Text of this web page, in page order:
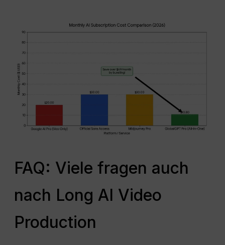
FAQ: Viele fragen auch
nach Long AI Video
Production